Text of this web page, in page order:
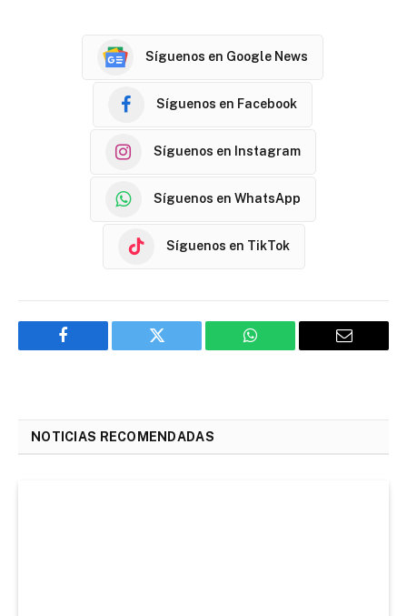
Síguenos en Google News
Síguenos en Facebook
Síguenos en Instagram
Síguenos en WhatsApp
Síguenos en TikTok
Facebook Twitter WhatsApp Email
NOTICIAS RECOMENDADAS